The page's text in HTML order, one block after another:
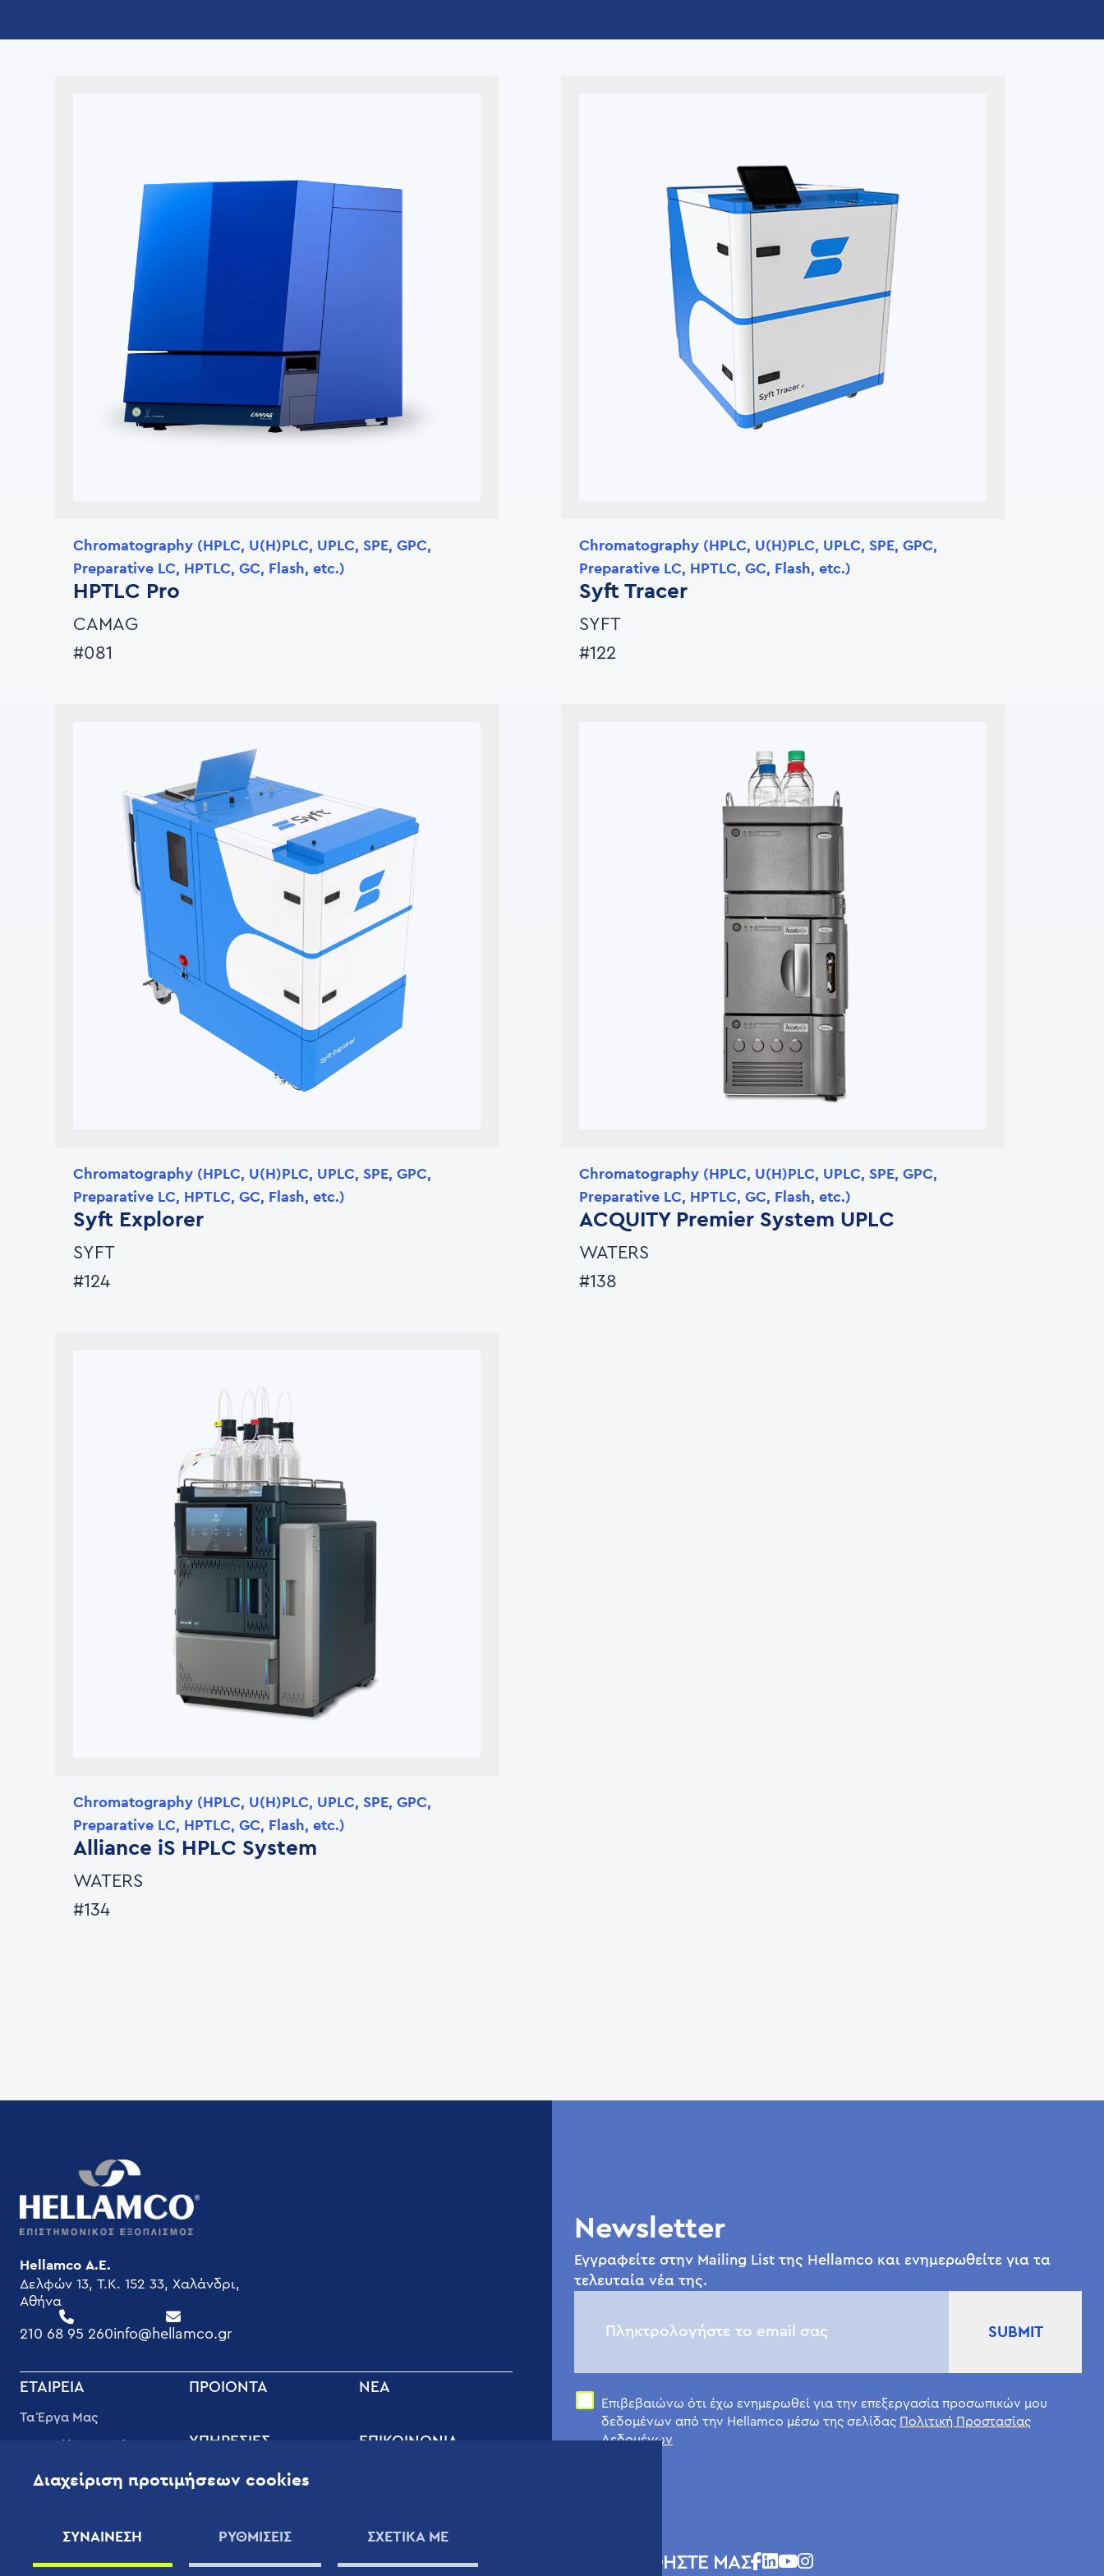
Chromatography (HPLC, U(H)PLC, UPLC, SPE, GPC,
Preparative LC, HPTLC, GC, Flash, etc.)
HPTLC Pro
CAMAG
#081
Chromatography (HPLC, U(H)PLC, UPLC, SPE, GPC,
Preparative LC, HPTLC, GC, Flash, etc.)
Syft Tracer
SYFT
#122
Chromatography (HPLC, U(H)PLC, UPLC, SPE, GPC,
Preparative LC, HPTLC, GC, Flash, etc.)
Syft Explorer
SYFT
#124
Chromatography (HPLC, U(H)PLC, UPLC, SPE, GPC,
Preparative LC, HPTLC, GC, Flash, etc.)
ACQUITY Premier System UPLC
WATERS
#138
Chromatography (HPLC, U(H)PLC, UPLC, SPE, GPC,
Preparative LC, HPTLC, GC, Flash, etc.)
Alliance iS HPLC System
WATERS
#134
Hellamco Α.Ε.
Δελφών 13, T.K. 152 33, Χαλάνδρι,
Αθήνα
210 68 95 260info@hellamco.gr
FOOTER
MENU
ΕΤΑΙΡΕΊΑ
Τα Έργα Μας
Διασφάλιση Ποιότητας
Εταιρική Κοινωνική
Ευθύνη
Επιστημονικού
ΠΡΟΙΟΝΤΑ
ΥΠΗΡΕΣΊΕΣ
Υπηρεσίες Υποστήριξης
Υψηλής Ποιότητας
ΝΈΑ
ΕΠΙΚΟΙΝΩΝIΑ
Newsletter
Εγγραφείτε στην Mailing List της Hellamco και ενημερωθείτε για τα
τελευταία νέα της.
Επιβεβαιώνω ότι έχω ενημερωθεί για την επεξεργασία προσωπικών μου
δεδομένων από την Hellamco μέσω της σελίδας Πολιτική Προστασίας
Δεδομένων
ΑΚΟΛΟΥΘΗΣΤΕ ΜΑΣ
Διαχείριση προτιμήσεων cookies
ΣΥΝΑΙΝΕΣΗ ΡΥΘΜΙΣΕΙΣ ΣΧΕΤΙΚΑ ΜΕ